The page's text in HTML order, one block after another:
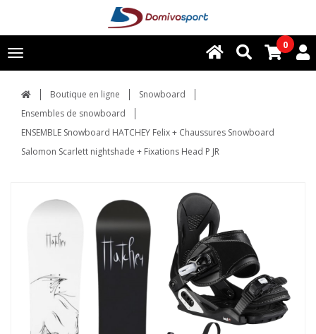
Toggle
navigation
0
Boutique en ligne
Snowboard
Ensembles de snowboard
ENSEMBLE Snowboard HATCHEY Felix + Chaussures Snowboard
Salomon Scarlett nightshade + Fixations Head P JR